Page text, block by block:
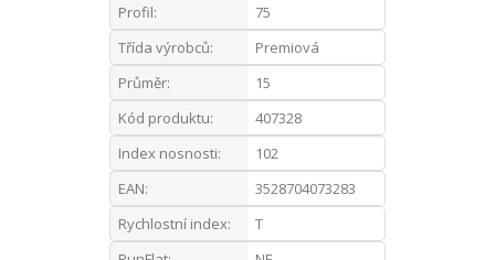
Profil:
75
Třída výrobců:
Premiová
Průměr:
15
Kód produktu:
407328
Index nosnosti:
102
EAN:
3528704073283
Rychlostní index:
T